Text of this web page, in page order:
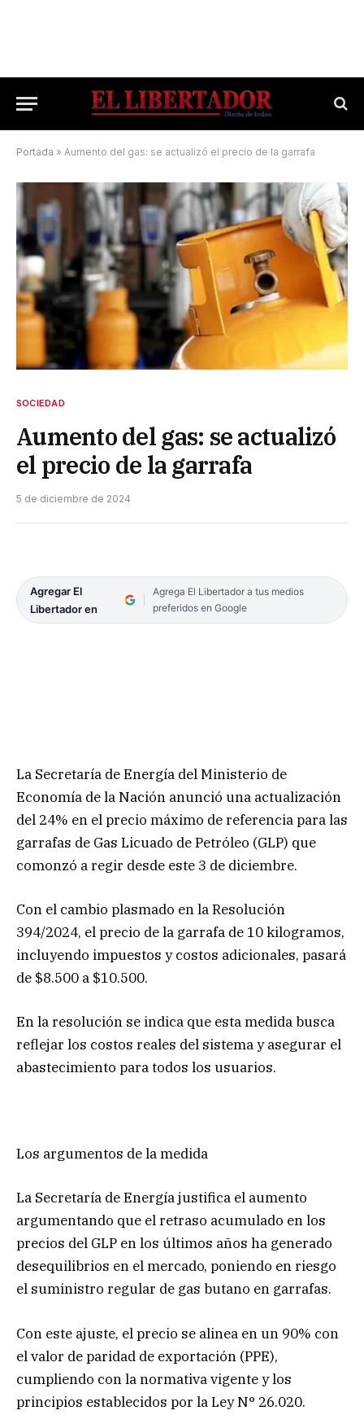
Portada » Aumento del gas: se actualizó el precio de la garrafa
SOCIEDAD
Aumento del gas: se actualizó
el precio de la garrafa
5 de diciembre de 2024
Agregar El
Libertador en
Agrega El Libertador a tus medios
preferidos en Google
La Secretaría de Energía del Ministerio de
Economía de la Nación anunció una actualización
del 24% en el precio máximo de referencia para las
garrafas de Gas Licuado de Petróleo (GLP) que
comonzó a regir desde este 3 de diciembre.
Con el cambio plasmado en la Resolución
394/2024, el precio de la garrafa de 10 kilogramos,
incluyendo impuestos y costos adicionales, pasará
de $8.500 a $10.500.
En la resolución se indica que esta medida busca
reflejar los costos reales del sistema y asegurar el
abastecimiento para todos los usuarios.
Los argumentos de la medida
La Secretaría de Energía justifica el aumento
argumentando que el retraso acumulado en los
precios del GLP en los últimos años ha generado
desequilibrios en el mercado, poniendo en riesgo
el suministro regular de gas butano en garrafas.
Con este ajuste, el precio se alinea en un 90% con
el valor de paridad de exportación (PPE),
cumpliendo con la normativa vigente y los
principios establecidos por la Ley N° 26.020.